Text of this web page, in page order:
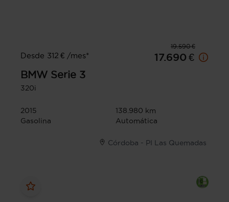
19.590 €
Desde 312 € /mes*
17.690 €
BMW Serie 3
320i
2015
138.980 km
Gasolina
Automática
Córdoba - PI Las Quemadas